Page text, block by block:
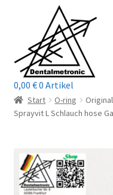
Navigation
springen
springen
Home
Mein Konto / Login
Kontakt
0,00 €0 Artikel
Start O-ring
Sprayvit L Schlauch hose